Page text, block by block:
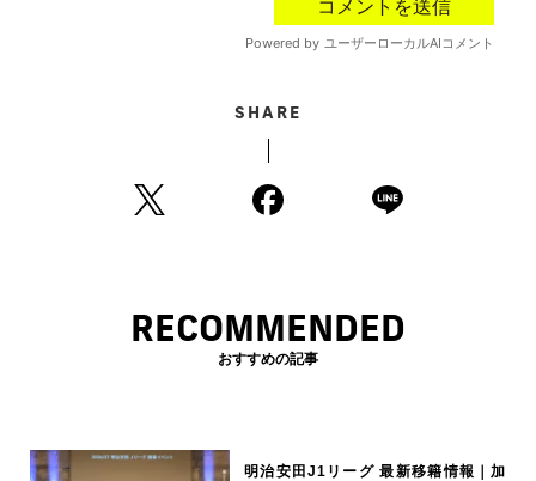
SHARE
RECOMMENDED
おすすめの記事
明治安田J1リーグ 最新移籍情報｜加